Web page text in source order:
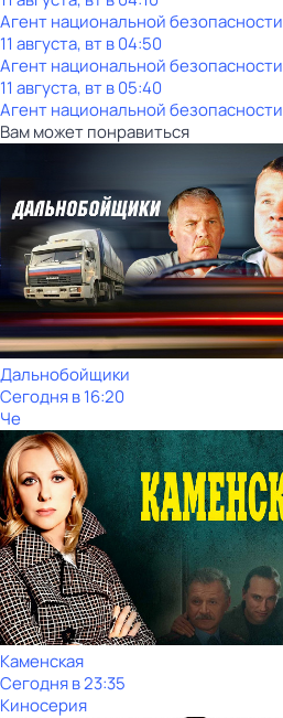
Агент национальной безопасности
11 августа, вт в 04:50
Агент национальной безопасности
11 августа, вт в 05:40
Агент национальной безопасности
Вам может понравиться
Дальнобойщики
Сегодня в 16:20
Че
Каменская
Сегодня в 23:35
Киносерия